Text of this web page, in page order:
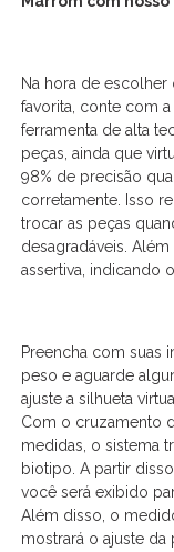
Na hora de escolher
favorita, conte com
ferramenta de alta
peças, ainda que
98% de precisão
corretamente. Isso
trocar as peças
desagradáveis.
assertiva, indicando
Preencha com suas
peso e aguarde
ajuste a silhueta
Com o cruzamento
medidas, o sistema
biotipo. A partir
você será exibido
Além disso, o
mostrará o ajuste